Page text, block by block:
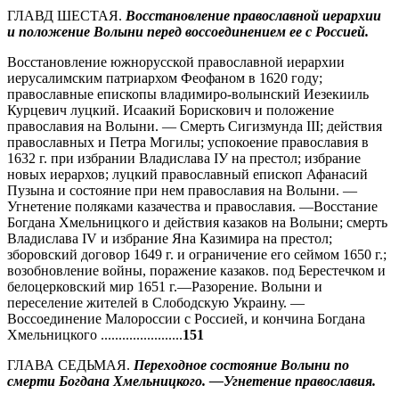
ГЛАВД ШЕСТАЯ. Восстановление православной иерархии
и положение Волыни перед воссоединением ее с Россией.
Восстановление южнорусской православной иерархии
иерусалимским патриархом Феофаном в 1620 году;
православные епископы владимиро-волынский Иезекииль
Курцевич луцкий. Исаакий Борискович и положение
православия на Волыни. — Смерть Сигизмунда III; действия
православных и Петра Могилы; успокоение православия в
1632 г. при избрании Владислава ІУ на престол; избрание
новых иерархов; луцкий православный епископ Афанасий
Пузына и состояние при нем православия на Волыни. —
Угнетение поляками казачества и православия. —Восстание
Богдана Хмельницкого и действия казаков на Волыни; смерть
Владислава ІV и избрание Яна Казимира на престол;
зборовский договор 1649 г. и ограничение его сеймом 1650 г.;
возобновление войны, поражение казаков. под Берестечком и
белоцерковский мир 1651 г.—Разорение. Волыни и
переселение жителей в Слободскую Украину. —
Воссоединение Малороссии с Россией, и кончина Богдана
Хмельницкого .......................151
ГЛАВА СЕДЬМАЯ. Переходное состояние Волыни по
смерти Богдана Хмельницкого. —Угнетение православия.